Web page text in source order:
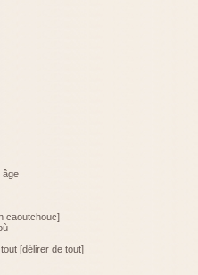
âge
caoutchouc]
[délirer de tout]